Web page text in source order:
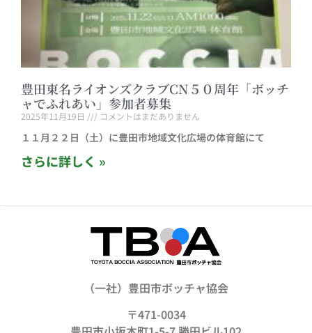
豊田東名ライオンズクラブCN５０周年「ボッチ
ャでふれあい」参加者募集
2025年11月19日 コメントはまだありません
１１月２２日（土）に豊田市地域文化広場の体育館にて
さらに詳しく »
（一社）豊田市ボッチャ協会
〒471-0034